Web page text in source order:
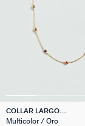
COLLAR LARGO
NEC6BRILLANT
Multicolor / Oro